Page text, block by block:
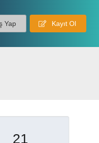
Yap Kayıt Ol
21